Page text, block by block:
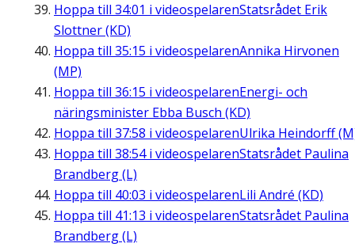
Hoppa till 34:01 i videospelarenStatsrådet Erik
Slottner (KD)
Hoppa till 35:15 i videospelarenAnnika Hirvonen
(MP)
Hoppa till 36:15 i videospelarenEnergi- och
näringsminister Ebba Busch (KD)
Hoppa till 37:58 i videospelarenUlrika Heindorff
Hoppa till 38:54i videospelarenStatsrådet Paulina
Brandberg (L)
Hoppa till 40:03 i videospelarenLili André (KD)
Hoppa till 41:13 i videospelarenStatsrådet Paulina
Brandberg (L)